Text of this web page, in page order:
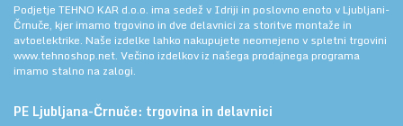
Podjetje TEHNO KAR d.o.o. ima sedež v Idriji in poslovno enoto v Ljubljani-
Črnuče, kjer imamo trgovino in dve delavnici za storitve montaže in
avtoelektrike. Naše izdelke lahko nakupujete neomejeno v spletni trgovini
www.tehnoshop.net. Večino izdelkov iz našega prodajnega programa
imamo stalno na zalogi.
PE Ljubljana-Črnuče: trgovina in delavnici